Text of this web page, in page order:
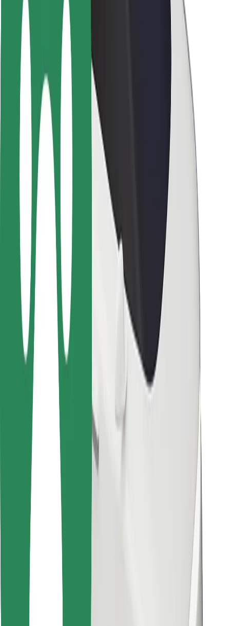
Seguridad para usuarios
Seguridad para conductores
Seguridad para patinetes
Laboratorio de seguridad
Ciudades
Dónde estamos
Soluciones para las ciudades
Aeropuertos
Estaciones de carga de Bolt
Soporte
Para usuarios
Para conductores
Para repartidores
Bolt Food
Para propietarios de flota
Para restaurantes
Bolt para empresas
Otros
Proveedores
Cookies
Seguridad
Consigue un viaje en minutos
Descargar la app de Bolt
Encuentra tu comida favorita
Descargar la app de Bolt Food